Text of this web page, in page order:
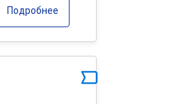
Подробнее